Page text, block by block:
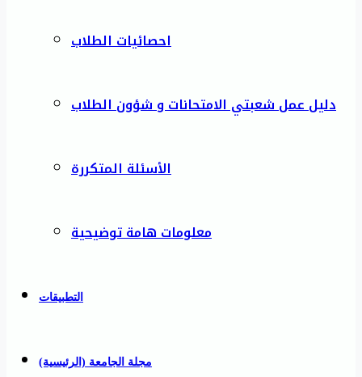
احصائيات الطلاب
دليل عمل شعبتي الامتحانات و شؤون الطلاب
الأسئلة المتكررة
معلومات هامة توضيحية
التطبيقات
مجلة الجامعة (الرئيسية)